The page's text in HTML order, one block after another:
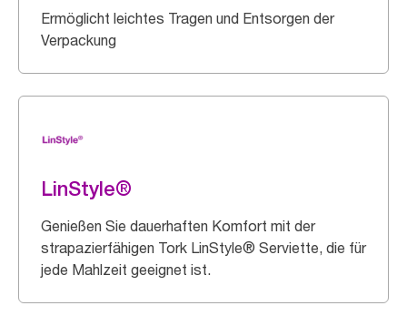
Ermöglicht leichtes Tragen und Entsorgen der
Verpackung
LinStyle®
Genießen Sie dauerhaften Komfort mit der
strapazierfähigen Tork LinStyle® Serviette, die für
jede Mahlzeit geeignet ist.